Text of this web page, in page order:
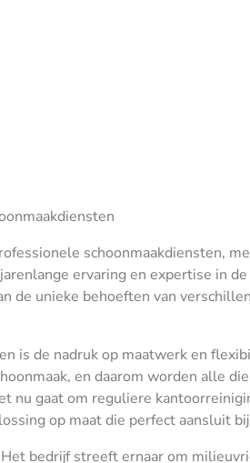
schoonmaakdiensten,
ervaring en expertise in
de unieke behoeften van
is de nadruk op maatwerk en
en daarom worden alle
nu gaat om reguliere
op maat die perfect aansluit
bedrijf streeft ernaar om